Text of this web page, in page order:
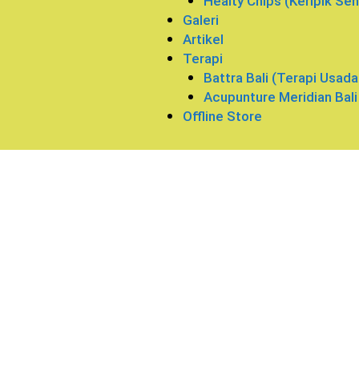
Galeri
Artikel
Terapi
Battra Bali (Terapi
Acupunture Meridian Bali
Offline Store